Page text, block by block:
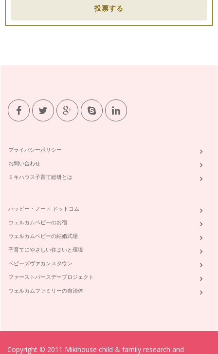
投票する
プライバシーポリシー
お問い合わせ
ミキハウス子育て総研とは
ハッピー・ノート ドットコム
ウェルカムベビーのお宿
ウェルカムベビーの結婚式場
子育てにやさしい住まいと環境
ベビーズヴァカンスタウン
ファーストバースデープロジェクト
ウェルカムファミリーの自治体
Copyright © 2011 Mikihouse child & family research and